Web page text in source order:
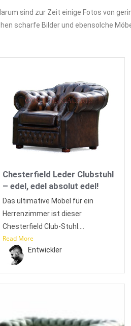
sind zur Zeit einige Fotos von
scharfe Bilder und ebensolche
Chesterfield Leder Clubstuhl
– edel, edel absolut edel!
Das ultimative Möbel für ein
Herrenzimmer ist dieser
Chesterfield Club-Stuhl....
Read More
Entwickler